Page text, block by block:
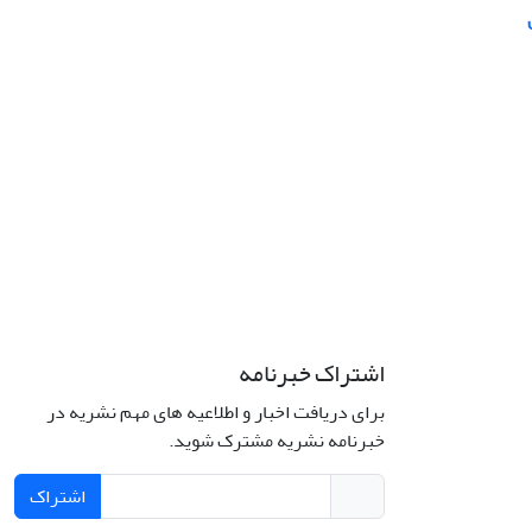
اشتراک خبرنامه
برای دریافت اخبار و اطلاعیه های مهم نشریه در
خبرنامه نشریه مشترک شوید.
اشتراک